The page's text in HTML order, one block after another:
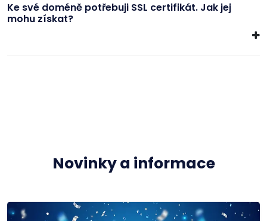
Ke své doméně potřebuji SSL certifikát. Jak jej
mohu získat?
Novinky a informace